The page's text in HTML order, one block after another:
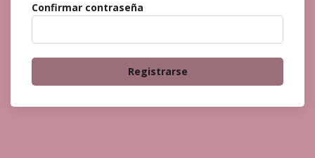
Confirmar contraseña
Registrarse